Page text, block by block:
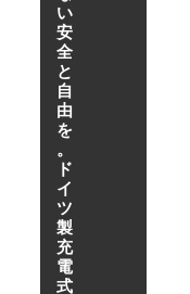
い
安
全
と
自
由
を
。
ド
イ
ツ
製
充
電
式